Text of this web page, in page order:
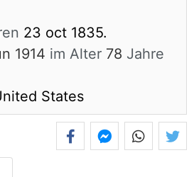
23 oct 1835.
1914 im Alter 78 Jahre
States